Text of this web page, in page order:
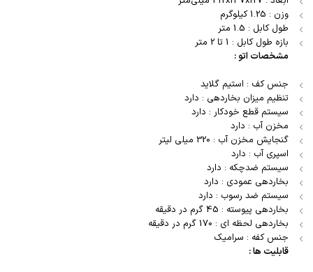
وزن : 1.25 کیلوگرم
طول کابل : 1.5 متر
بازه طول کابل : 1 تا 2 متر
مشخصات اتو :
جنس کف : استیم گلاید
تنظیم میزان بخاردهی : دارد
سیستم قطع خودکار : دارد
مخزن آب : دارد
گنجایش مخزن آب : 320 میلی لیتر
اسپری آب : دارد
سیستم ضدچکه : دارد
بخاردهی عمودی : دارد
سیستم ضد رسوب : دارد
بخاردهی پیوسته : 45 گرم در دقیقه
بخاردهی لحظه ای : 170 گرم در دقیقه
جنس کفه : سرامیک
قابلیت ها :